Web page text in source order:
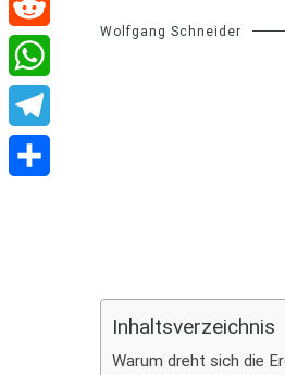
Wolfgang Schneider
Inhaltsverzeichnis
Warum dreht sich die
Reddit
WhatsApp
Telegram